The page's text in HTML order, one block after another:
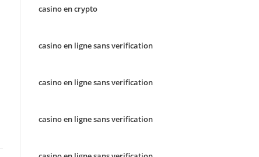
casino en crypto
casino en ligne sans verification
casino en ligne sans verification
casino en ligne sans verification